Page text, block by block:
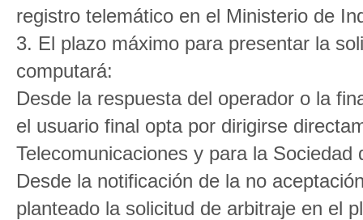
registro telemático en el Ministerio de
3. El plazo máximo para presentar la
computará:
Desde la respuesta del operador o la
el usuario final opta por dirigirse
Telecomunicaciones y para la Sociedad
Desde la notificación de la no
planteado la solicitud de arbitraje en el